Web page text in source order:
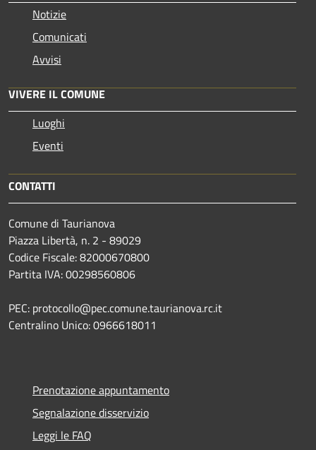
Notizie
Comunicati
Avvisi
VIVERE IL COMUNE
Luoghi
Eventi
CONTATTI
Comune di Taurianova
Piazza Libertà, n. 2 - 89029
Codice Fiscale: 82000670800
Partita IVA: 00298560806
PEC: protocollo@pec.comune.taurianova.rc.it
Centralino Unico: 0966618011
Prenotazione appuntamento
Segnalazione disservizio
Leggi le FAQ